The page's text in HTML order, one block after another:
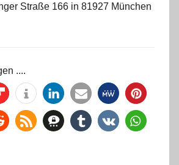
Straße 166 in 81927 München
....